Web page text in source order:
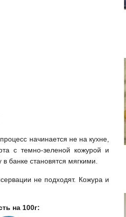
начинается не на кухне,
с темно-зеленой кожурой и
становятся мягкими.
не подходят. Кожура и
на 100г: